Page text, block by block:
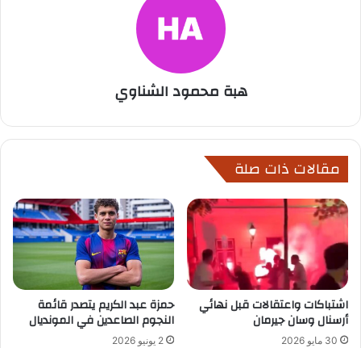
هبة محمود الشناوي
مقالات ذات صلة
اشتباكات واعتقالات قبل نهائي
أرسنال وسان جيرمان
30 مايو 2026
حمزة عبد الكريم يتصدر قائمة
النجوم الصاعدين في المونديال
2 يونيو 2026